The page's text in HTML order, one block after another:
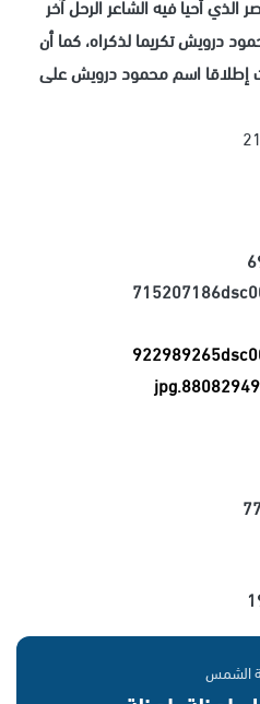
درويش تكريما لذكراه، كما أن
إطلاقا اسم محمود درويش على
الشمس